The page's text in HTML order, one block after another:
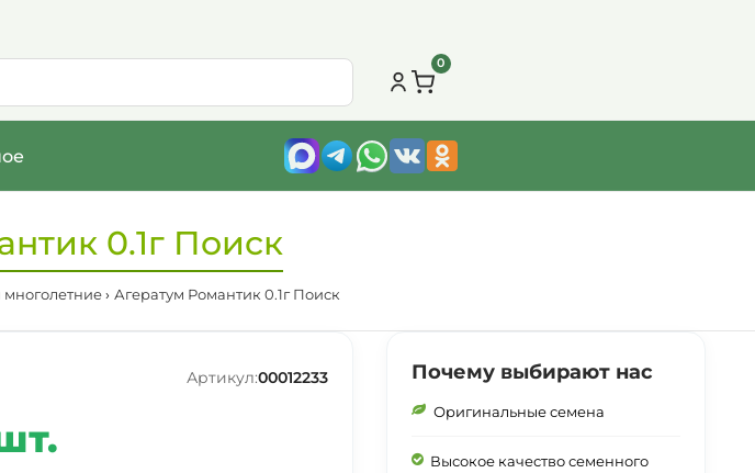
0
0.1г Поиск
Агератум Романтик 0.1г Поиск
Артикул:00012233 Почему выбирают нас
Оригинальные семена
Высокое качество семенного